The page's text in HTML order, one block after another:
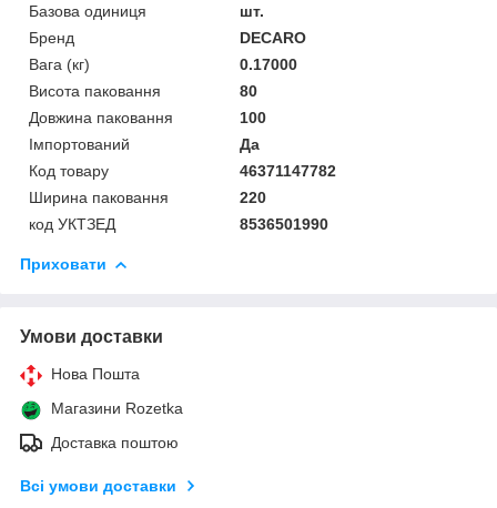
Базова одиниця
шт.
Бренд
DECARO
Вага (кг)
0.17000
Висота паковання
80
Довжина паковання
100
Імпортований
Да
Код товару
46371147782
Ширина паковання
220
код УКТЗЕД
8536501990
Приховати
Умови доставки
Нова Пошта
Магазини Rozetka
Доставка поштою
Всі умови доставки